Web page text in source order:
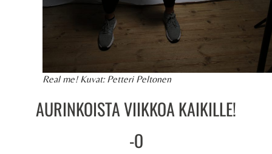
Real me! Kuvat: Petteri Peltonen
AURINKOISTA VIIKKOA KAIKILLE!
-O